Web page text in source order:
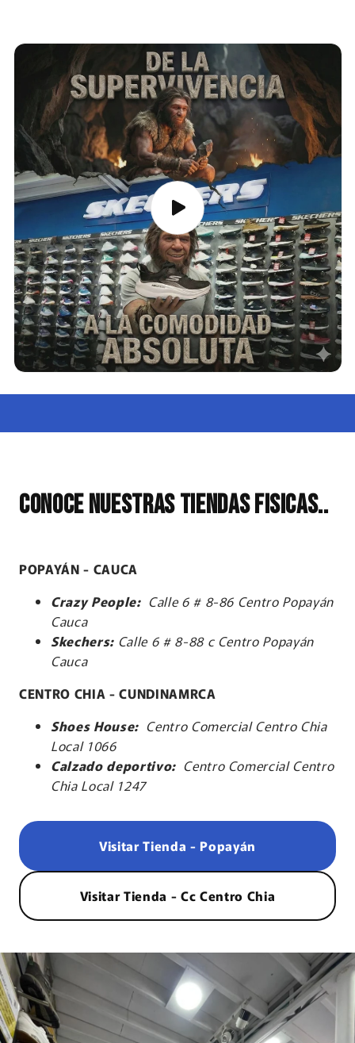
conoce nuestras tiendas fisicas..
POPAYÁN - CAUCA
Crazy People:Calle 6 # 8-86 Centro Popayán
Cauca
Skechers: Calle 6 # 8-88 c Centro Popayán
Cauca
CENTRO CHIA - CUNDINAMRCA
Shoes House:Centro Comercial Centro Chia
Local 1066
Calzado deportivo:Centro Comercial Centro
Chia Local 1247
Visitar Tienda - Popayán
Visitar Tienda - Cc Centro Chia